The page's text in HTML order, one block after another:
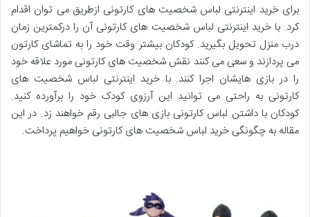
برای خرید اینترنتی لباس شخصیت های کارتونی ازطریق می توان اقدام
کرد. با خرید اینترنتی لباس شخصیت های کارتونی آن را درکمترین زمان
درب منزل تحویل بگیرید. کودکان بیشتر وقت خود را به تماشای کارتون
می پردازند و سعی می کنند نقش شخصیت های کارتونی مورد علاقه خود
را در بازی هایشان اجرا کنند. با خرید اینترنتی لباس شخصیت های
کارتونی به راحتی می توانید این آرزوی کودک خود را برآورده کنید.
کودکان با داشتن لباس کارتونی بازی های جالبی رقم خواهند زد. در این
مقاله به چگونگی خرید لباس شخصیت های کارتونی خواهیم پرداخت.